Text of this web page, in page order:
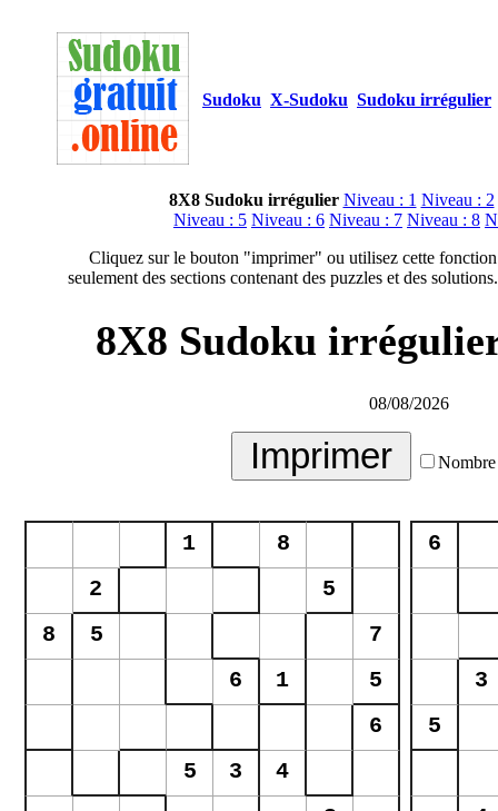
Sudoku X-Sudoku Sudoku irrégulier
8X8 Sudoku irrégulier Niveau : 1 Niveau : 2
Niveau : 5 Niveau : 6 Niveau : 7 Niveau : 8
Cliquez sur le bouton "imprimer" ou utilisez cette
seulement des sections contenant des puzzles et des
8X8 Sudoku
08/08/2026
Nombre